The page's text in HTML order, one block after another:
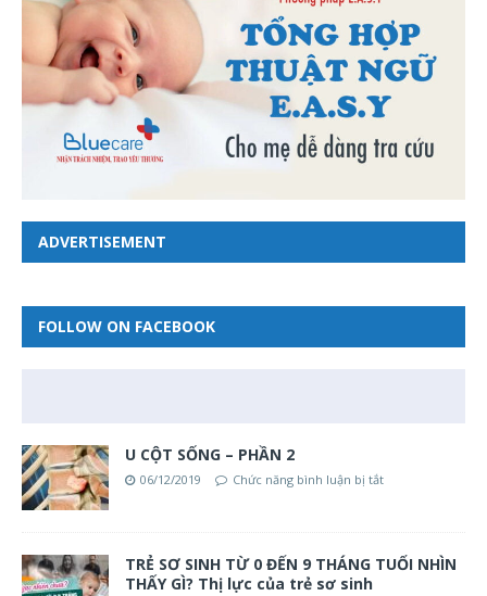
ADVERTISEMENT
FOLLOW ON FACEBOOK
U CỘT SỐNG – PHẦN 2
06/12/2019 Chức năng bình luận bị tắt
TRẺ SƠ SINH TỪ 0 ĐẾN 9 THÁNG TUỔI NHÌN
THẤY GÌ? Thị lực của trẻ sơ sinh